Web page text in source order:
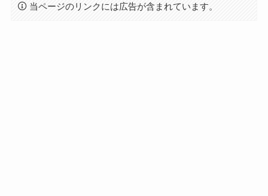
当ページのリンクには広告が含まれています。